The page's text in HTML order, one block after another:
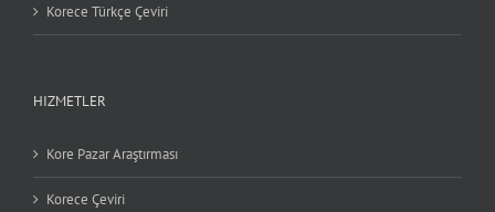
Korece Türkçe Çeviri
HIZMETLER
Kore Pazar Araştırması
Korece Çeviri